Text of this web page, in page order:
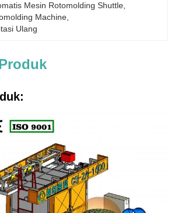
Mesin Rotomolding Shuttle
Machine
Ulang